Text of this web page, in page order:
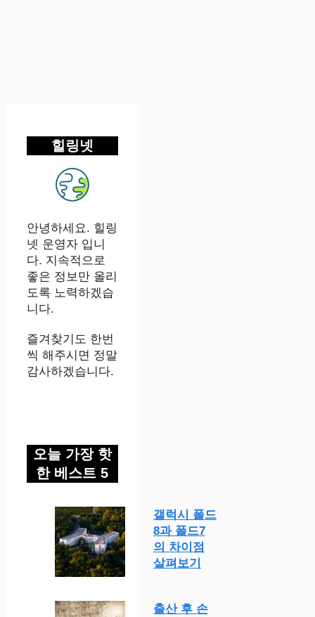
힐링넷
안녕하세요. 힐링
넷 운영자 입니
다. 지속적으로
좋은 정보만 올리
도록 노력하겠습
니다.
즐겨찾기도 한번
씩 해주시면 정말
감사하겠습니다.
오늘 가장 핫
한 베스트 5
갤럭시 폴드
8과 폴드7
의 차이점
살펴보기
출산 후 손